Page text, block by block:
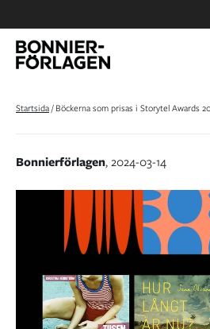
Startsida/Böckerna som prisas i Storytel Awards
Bonnierförlagen, 2024-03-14